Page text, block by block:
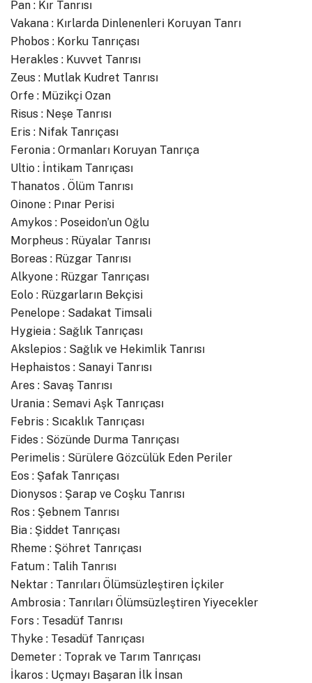
Pan : Kır Tanrısı
Vakana : Kırlarda Dinlenenleri Koruyan Tanrı
Phobos : Korku Tanrıçası
Herakles : Kuvvet Tanrısı
Zeus : Mutlak Kudret Tanrısı
Orfe : Müzikçi Ozan
Risus : Neşe Tanrısı
Eris : Nifak Tanrıçası
Feronia : Ormanları Koruyan Tanrıça
Ultio : İntikam Tanrıçası
Thanatos . Ölüm Tanrısı
Oinone : Pınar Perisi
Amykos : Poseidon’un Oğlu
Morpheus : Rüyalar Tanrısı
Boreas : Rüzgar Tanrısı
Alkyone : Rüzgar Tanrıçası
Eolo : Rüzgarların Bekçisi
Penelope : Sadakat Timsali
Hygieia : Sağlık Tanrıçası
Akslepios : Sağlık ve Hekimlik Tanrısı
Hephaistos : Sanayi Tanrısı
Ares : Savaş Tanrısı
Urania : Semavi Aşk Tanrıçası
Febris : Sıcaklık Tanrıçası
Fides : Sözünde Durma Tanrıçası
Perimelis : Sürülere Gözcülük Eden Periler
Eos : Şafak Tanrıçası
Dionysos : Şarap ve Coşku Tanrısı
Ros : Şebnem Tanrısı
Bia : Şiddet Tanrıçası
Rheme : Şöhret Tanrıçası
Fatum : Talih Tanrısı
Nektar : Tanrıları Ölümsüzleştiren İçkiler
Ambrosia : Tanrıları Ölümsüzleştiren Yiyecekler
Fors : Tesadüf Tanrısı
Thyke : Tesadüf Tanrıçası
Demeter : Toprak ve Tarım Tanrıçası
İkaros : Uçmayı Başaran İlk İnsan